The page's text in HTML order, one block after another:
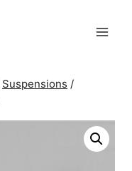
Suspensions /